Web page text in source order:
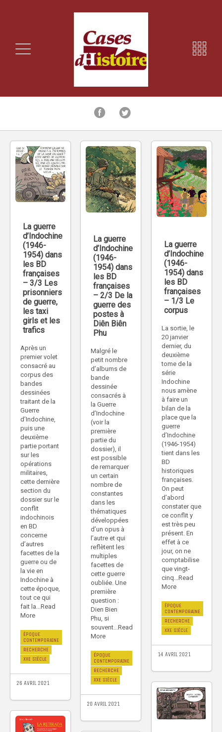
La guerre
d’Indochine
(1946-
1954) dans
les BD
françaises
– 3/3 Les
prisonniers
de guerre,
les taxi
girls et les
trafics
Après un
premier volet
consacré au
corpus des
bandes
dessinées
traitant de la
Guerre
d’Indochine,
puis une
deuxième
partie portant
sur les
opérations
militaires,
cette dernière
section du
dossier sur le
conflit
indochinois
en BD
concerne
d’autres
facettes de la
guerre ou de
la vie en
Indochine à
cette époque,
tout ce qui
fait la...Read
More
ÉPOQUE
CONTEMPORAINE
RECHERCHE
XXE SIÈCLE
26 AVRIL 2021
La guerre
d’Indochine
(1946-
1954) dans
les BD
françaises
– 2/3 De la
guerre des
postes à
Diên Biên
Phu
Malgré le
petit nombre
d’albums de
bande
dessinée
consacrés à
la Guerre
d’Indochine
(voir la
première
partie du
dossier), il
est possible
de remarquer
un certain
nombre de
constantes
dans les
thématiques
développées
d’un opus à
l’autre et qui
reflètent les
multiples
facettes de
cette guerre
oubliée. Une
première
question :
Dien Bien
Phu, si
souvent...Read
More
ÉPOQUE
CONTEMPORAINE
RECHERCHE
XXE SIÈCLE
20 AVRIL 2021
La guerre
d’Indochine
(1946-
1954) dans
les BD
françaises
– 1/3 Le
corpus
La sortie, le
20 janvier
dernier, du
deuxième
tome de la
série
Indochine
nous amène
à faire un
bilan de la
place que la
guerre
d’Indochine
(1946-1954)
tient dans les
BD
historiques
françaises.
On peut
d’abord
constater que
ce conflit y
est très peu
présent. En
effet à ce
jour, on ne
comptabilise
que vingt-
cinq...Read
More
ÉPOQUE
CONTEMPORAINE
RECHERCHE
XXE SIÈCLE
14 AVRIL 2021